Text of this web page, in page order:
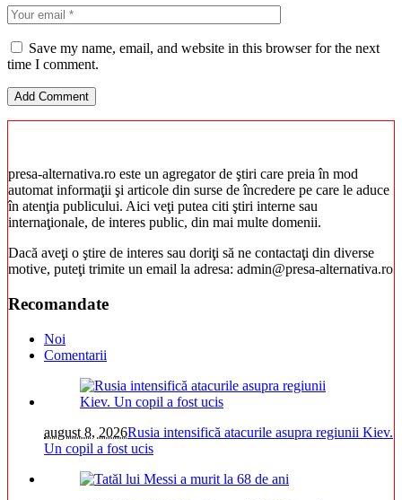
Save my name, email, and website in this browser for the next
time I comment.
presa-alternativa.ro este un agregator de ştiri care preia în mod
automat informaţii şi articole din surse de încredere pe care le aduce
în atenţia publicului. Aici veţi putea citi ştiri interne sau
internaţionale, de interes public, din mai multe domenii.
Dacă aveţi o ştire de interes sau doriţi să ne contactaţi din diverse
motive, puteţi trimite un email la adresa: admin@presa-alternativa.ro
Recomandate
Noi
Comentarii
august 8, 2026Rusia intensifică atacurile asupra regiunii Kiev.
Un copil a fost ucis